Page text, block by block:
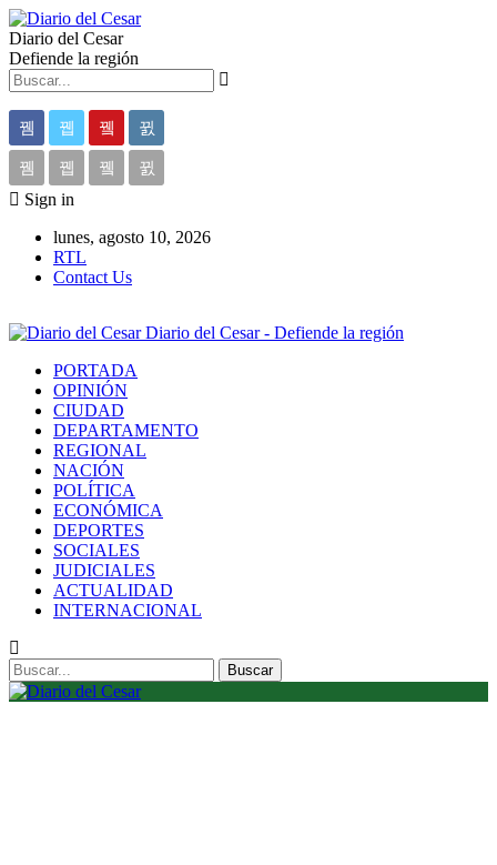
Diario del Cesar
Defiende la región
Sign in
lunes, agosto 10, 2026
RTL
Contact Us
Diario del Cesar - Defiende la región
PORTADA
OPINIÓN
CIUDAD
DEPARTAMENTO
REGIONAL
NACIÓN
POLÍTICA
ECONÓMICA
DEPORTES
SOCIALES
JUDICIALES
ACTUALIDAD
INTERNACIONAL